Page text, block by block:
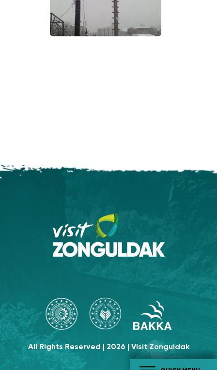
All Rights Reserved | 2026 | Visit Zonguldak